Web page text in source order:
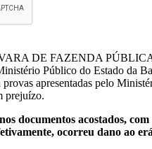
VARA DE FAZENDA
Público do Estado da
apresentadas pelo
prejuízo.
documentos acostados,
ocorreu dano ao